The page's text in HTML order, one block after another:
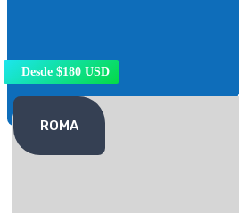
Desde $180 USD
ROMA